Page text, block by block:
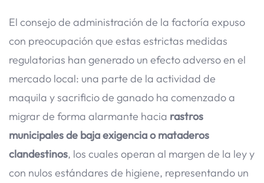
El consejo de administración de la factoría expuso
con preocupación que estas estrictas medidas
regulatorias han generado un efecto adverso en el
mercado local: una parte de la actividad de
maquila y sacrificio de ganado ha comenzado a
migrar de forma alarmante hacia rastros
municipales de baja exigencia o mataderos
clandestinos, los cuales operan al margen de la ley y
con nulos estándares de higiene, representando un